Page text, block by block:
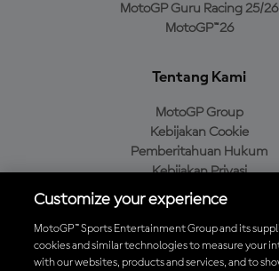
MotoGP Guru Racing 25/26
MotoGP™26
Tentang Kami
MotoGP Group
Kebijakan Cookie
Pemberitahuan Hukum
Kebijakan Privasi
Kebijakan Pembelian
Unduh Aplikasi Resmi
Customize your experience
MotoGP™ Sports Entertainment Group and its
cookies and similar technologies to measure your
with our websites, products and services, and to